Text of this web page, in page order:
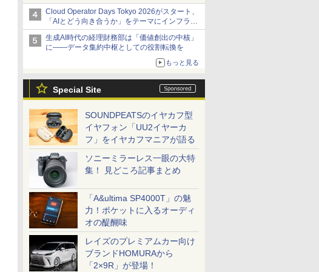
Cloud Operator Days Tokyo 2026がスタート、
「AIとどう向き合うか」をテーマにインフラ運
用の知見を集約
生成AI時代の経理財務部は「価値創出の中核」
に――データ集約中枢としての役割転換を
もっと見る
Special Site
SOUNDPEATSのイヤカフ型
イヤフォン「UU2イヤーカ
フ」をイヤカフマニアが語る
ソニーミラーレス一眼の大特
集！ 見どころ記事まとめ
「A&ultima SP4000T」の魅
力！ポケットに入るオーディ
オの醍醐味
レイズのプレミアムカー向け
ブランドHOMURAから
「2×9R」が登場！